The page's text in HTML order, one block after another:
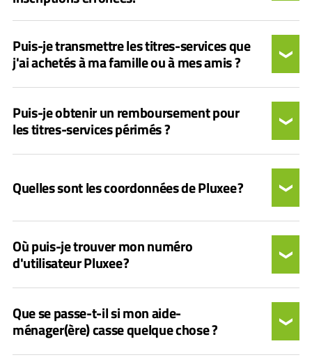
Puis-je transmettre les titres-services que
j'ai achetés à ma famille ou à mes amis ?
Puis-je obtenir un remboursement pour
les titres-services périmés ?
Quelles sont les coordonnées de Pluxee ?
Où puis-je trouver mon numéro
d'utilisateur Pluxee ?
Que se passe-t-il si mon aide-
ménager(ère) casse quelque chose ?